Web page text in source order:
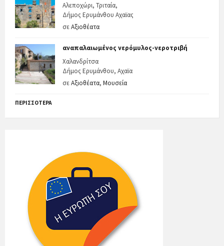
Αλεποχώρι, Τριταία,
Δήμος Ερυμάνθου Αχαϊας
σεΑξιοθέατα
αναπαλαιωμένος νερόμυλος-νεροτριβή
Χαλανδρίτσα
Δήμος Ερυμάνθου, Αχαϊα
σεΑξιοθέατα, Μουσεία
ΠΕΡΙΣΣΌΤΕΡΑ